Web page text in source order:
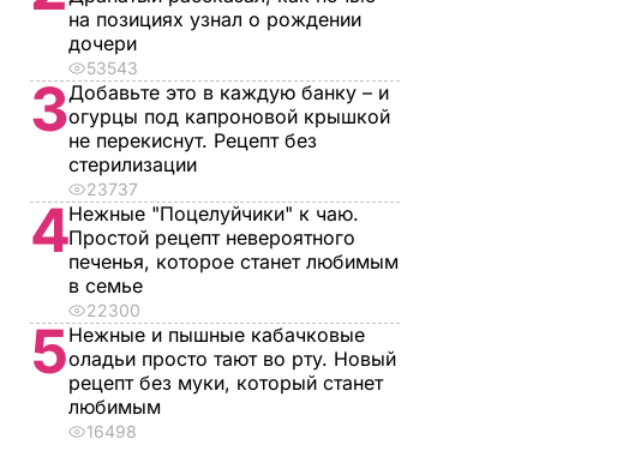
на позициях узнал о рождении
дочери
53543
3Добавьте это в каждую банку – и
огурцы под капроновой крышкой
не перекиснут. Рецепт без
стерилизации
23737
4Нежные "Поцелуйчики" к чаю.
Простой рецепт невероятного
печенья, которое станет любимым
в семье
22300
5Нежные и пышные кабачковые
оладьи просто тают во рту. Новый
рецепт без муки, который станет
любимым
16498